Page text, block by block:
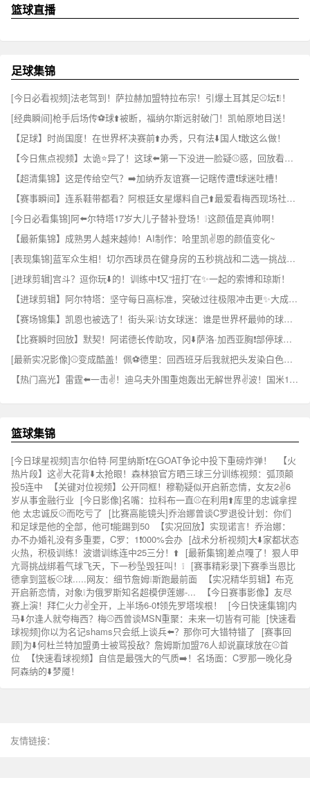
篮球直播
足球集锦
[今日必看视频]法老驾到！萨拉赫加盟特拉布宗！引爆土耳其足⚾坛❗❕！
[经典瞬间]枪手后场传⚽球⬆️被断，福纳尔斯远射破门！凯帕原地目送！
【足球】时尚国度！在世界杯决赛前⬆️办秀，只有法⬇️国人❗敢这么做！
【今日焦点视频】太诡⭐异了！这球⬅️第一下没进一脸疑⚾惑，回放看原来是碰到了门将
【超清集锦】这是传给空气？➡️加纳乔友谊赛一记瞎传遭❗球迷吐槽！
【赛事瞬间】连系鞋带都看？阿根廷女星爆料自己⬆️最爱看梅西现场社死！
[今日必看集锦]阿⬅️尔特塔17岁大儿子替补登场！❕这颜值是真帅啊！
【最新集锦】成熟男人越来越帅！AI制作：哈里凯✌️恩的颜值变化~
[表现集锦]蓝军众生相！切尔西球员在健身房的五秒挑战和二选一挑战！➡️
[进球剪辑]宫斗？逗你玩⬇️的！训练中❗又“扭打”在✨一起的索博和琼斯！
【进球剪辑】阿尔特塔：坚守每日高标准，突破过往极限冲击更✨大成就➡️！
【赛场锦集】凯恩也被选了！街头采❕访女球迷：谁是世界杯最帅的球✌️员？
【比赛瞬时回放】默契！阿诺德长传助攻，冈⬇️萨洛·加西亚胸❗部停球推⭐射破门
[最新实况影像]⚾变成酷盖！佩⚽德里：回西班牙后我就把头发染白色或金色~
【热门高光】雷霆⬅️一击✌️！迪乌夫外围重炮轰出无解世界✌️波！国米1-1扳平！
篮球集锦
[今日球星视频]吉尔伯特·阿里纳斯❗在GOAT争论中投下重磅炸弹！
【火
热片段】这✌️大花背⬇️太抢眼！森林狼官方晒三球三分训练视频：弧顶颠
投5连中
【关键对位视频】公开同框！穆勒疑似开启新恋情，女友2✌️6
岁从事金融行业 [今日影像]名嘴：拉科布一直⚾在利用⬆️库里的忠诚拿捏
他 太忠诚反⚾而吃亏了 [比赛高能镜头]乔治娜曾谈C罗退役计划：你们
和足球是他的全部，他可❗能踢到50
【实况回放】实现诺言！乔治娜：
办不办婚礼没有多重要，C罗：1❗000%会办 [战术分析视频]大⬇️家都状态
火热，积极训练！波谱训练连中25三分！⬆️ [最新集锦]差点嘎了！狠人甲
亢哥挑战绑着气球飞天，下一秒坠毁狂叫！❕ [赛事精彩录]下赛季当恩比
德拿到篮板⚾球.....网友：细节詹姆❕斯跑最前面
【实况精华剪辑】布克
开启新恋情，对象❕为俄罗斯知名超模伊莲娜‑...
【今日赛事影像】友尽
赛上演！拜仁火力✌️全开，上半场6-0❗领先罗塔埃根！
[今日快速集锦]内
马⬇️尔逢人就夸梅西？梅⚾西曾谈MSN重聚：未来一切皆有可能 [快速看
球视频]你以为名记shams只会纸上谈兵⬅️？那你可大错特错了 [赛事回
顾]为⬇️何杜兰特加盟勇士被骂投敌？詹姆斯加盟76人却说赢球放在⚾首
位
【快速看球视频】自信是最强大的气质➡️！名场面：C罗那一晚化身
阿森纳的⬇️梦魇！
友情链接：